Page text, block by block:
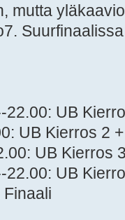
mutta
22.00: UB
UB Kierros 2
UB Kierros
22.00: UB
Finaali